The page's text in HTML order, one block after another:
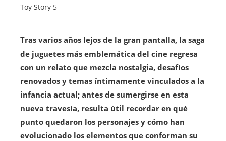
Toy Story 5
Tras varios años lejos de la gran pantalla, la saga
de juguetes más emblemática del cine regresa
con un relato que mezcla nostalgia, desafíos
renovados y temas íntimamente vinculados a la
infancia actual; antes de sumergirse en esta
nueva travesía, resulta útil recordar en qué
punto quedaron los personajes y cómo han
evolucionado los elementos que conforman su